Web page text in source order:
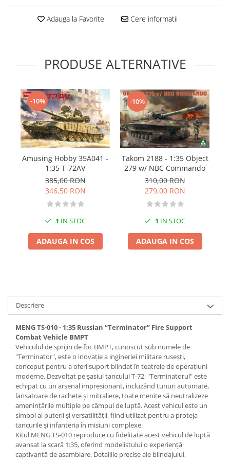
Technical Paint
Citadel Paint Sets
Green Stuff World
Chameleon Paints
Special Effects
Inks
Diluanti, lacuri si auxiliare
Primer
Pigmenti Super Metalici
Fluorescent Paints
Chrome Paints
Pigmenti Glow In The Dark
Flexible Paint
MRP - MR. PAINT
AERO
AFV
Culori auto
TAMIYA
Diluanti si auxiliare Tamiya
Vopsea acrilica Tamiya
Spray Vopsea Tamiya
Markere Vopsea Tamiya
Vallejo
Seturi de vopsele Vallejo
Adauga la Favorite Cere informatii
PRODUSE ALTERNATIVE
-10%
Amusing Hobby 35A041 -
1:35 T-72AV
385,00 RON
346,50 RON
1 IN STOC
ADAUGA IN COS
-10%
Takom 2188 - 1:35 Object
279 w/ NBC Commando
310,00 RON
279,00 RON
1 IN STOC
ADAUGA IN COS
Descriere
MENG TS-010 - 1:35 Russian “Terminator” Fire Support
Combat Vehicle BMPT
Vehiculul de sprijin de foc BMPT, cunoscut sub numele de
"Terminator", este o inovație a ingineriei militare rusești,
conceput pentru a oferi suport blindat în teatrele de operațiuni
moderne. Dezvoltat pe șasiul tancului T-72, "Terminatorul" este
echipat cu un arsenal impresionant, incluzând tunuri automate,
lansatoare de rachete și mitraliere, toate menite să neutralizeze
amenințările multiple pe câmpul de luptă. Acest vehicul este un
simbol al puterii și versatilității, fiind utilizat pentru a proteja
tancurile și infanteria în misiuni complexe.
Kitul MENG TS-010 reproduce cu fidelitate acest vehicul de luptă
avansat la scară 1:35, oferind modelistului o experiență
captivantă de asamblare. Detaliile precise ale blindajului,